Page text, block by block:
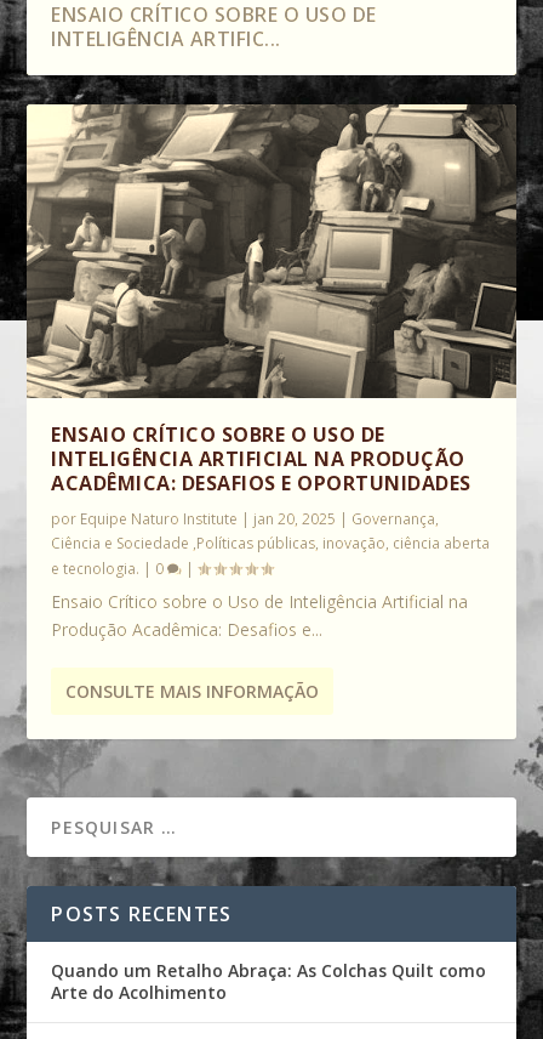
ENSAIO CRÍTICO SOBRE O USO DE
INTELIGÊNCIA ARTIFIC...
ENSAIO CRÍTICO SOBRE O USO DE
INTELIGÊNCIA ARTIFICIAL NA PRODUÇÃO
ACADÊMICA: DESAFIOS E OPORTUNIDADES
por Equipe Naturo Institute | jan 20, 2025 | Governança,
Ciência e Sociedade ,Políticas públicas, inovação, ciência aberta
e tecnologia. | 0 |
Ensaio Crítico sobre o Uso de Inteligência Artificial na
Produção Acadêmica: Desafios e...
CONSULTE MAIS INFORMAÇÃO
POSTS RECENTES
Quando um Retalho Abraça: As Colchas Quilt como
Arte do Acolhimento